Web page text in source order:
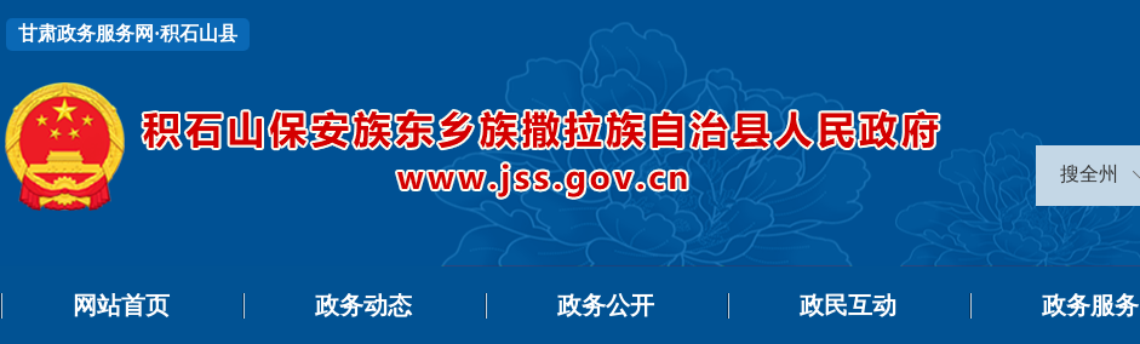
甘肃政务服务网·积石山县
搜全州
网站首页 政务动态 政务公开 政民互动 政务服务